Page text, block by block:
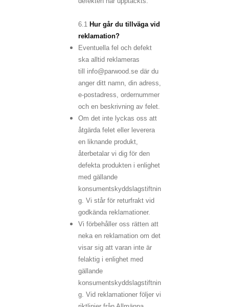
6.1 Hur går du tillväga vid
reklamation?
Eventuella fel och defekt
ska alltid reklameras
till info@parwood.se där du
anger ditt namn, din adress,
e-postadress, ordernummer
och en beskrivning av felet.
Om det inte lyckas oss att
åtgärda felet eller leverera
en liknande produkt,
återbetalar vi dig för den
defekta produkten i enlighet
med gällande
konsumentskyddslagstiftnin
g. Vi står för returfrakt vid
godkända reklamationer.
Vi förbehåller oss rätten att
neka en reklamation om det
visar sig att varan inte är
felaktig i enlighet med
gällande
konsumentskyddslagstiftnin
g. Vid reklamationer följer vi